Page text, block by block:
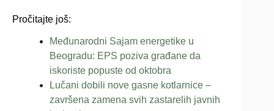
Pročitajte još:
Međunarodni Sajam energetike u
Beogradu: EPS poziva građane da
iskoriste popuste od oktobra
Lučani dobili nove gasne kotlarnice –
završena zamena svih zastarelih javnih